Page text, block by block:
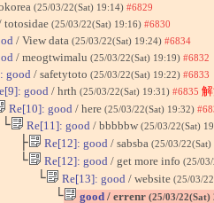
(25/03/22(Sat) 19:14) #6829
totosidae (25/03/22(Sat) 19:16) #6830
/ View data (25/03/22(Sat) 19:24) #6834
/ meogtwimalu (25/03/22(Sat) 19:19) #6832
good / safetytoto (25/03/22(Sat) 19:22) #6833
good / hrth (25/03/22(Sat) 19:31) #6835
Re[10]: good / here (25/03/22(Sat) 19:32)
Re[11]: good / bbbbbw (25/03/22(Sat)
Re[12]: good / sabsba (25/03/
Re[12]: good / get more info (25/
Re[13]: good / website (25/03/
good / errenr (25/03/